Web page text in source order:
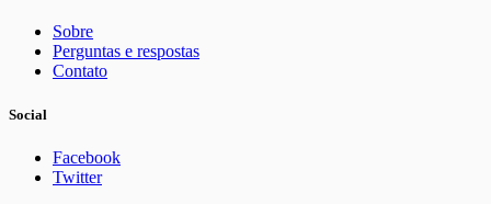
Sobre
Perguntas e respostas
Contato
Social
Facebook
Twitter